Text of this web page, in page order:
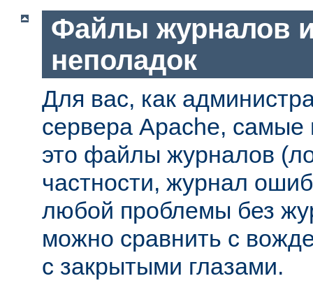
Файлы журналов
неполадок
Для вас, как
сервера Apache,
это файлы журналов
частности, журнал
любой проблемы без
можно сравнить с
с закрытыми глазами.